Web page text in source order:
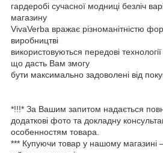
гардеробі сучасної модниці безліч
магазину
VivaVerba вражає різноманітністю
виробництві
використовуються передові
що дасть Вам змогу
бути максимально задоволені від
*!!!* За Вашим запитом надається
додаткові фото та докладну
особенностям товара.
*** Купуючи товар у нашому магазині